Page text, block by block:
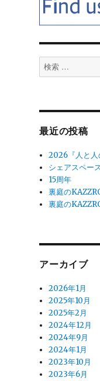
検
索
最近の投稿
2026『人と人
シェアスペー
15周年
裏庭の
裏庭の
アーカイブ
2026年1月
2025年10月
2025年2月
2024年12月
2024年9月
2024年1月
2023年10月
2023年6月